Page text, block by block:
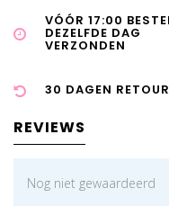
VÓÓR 17:00
DEZELFDE DAG
VERZONDEN
30 DAGEN RETOUR
REVIEWS
Nog niet gewaardeerd